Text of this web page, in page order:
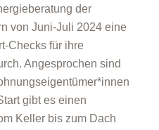
der
von Juni-Juli 2024 eine
Checks für ihre
Angesprochen sind
gibt es einen
Keller bis zum Dach